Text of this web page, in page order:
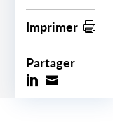
Imprimer
Partager